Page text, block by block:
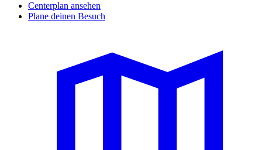
Centerplan ansehen
Plane deinen Besuch